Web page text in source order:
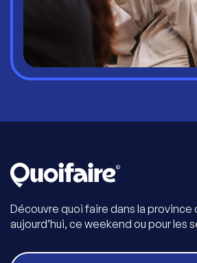
Découvre quoi faire dans la province
aujourd’hui, ce weekend ou pour les